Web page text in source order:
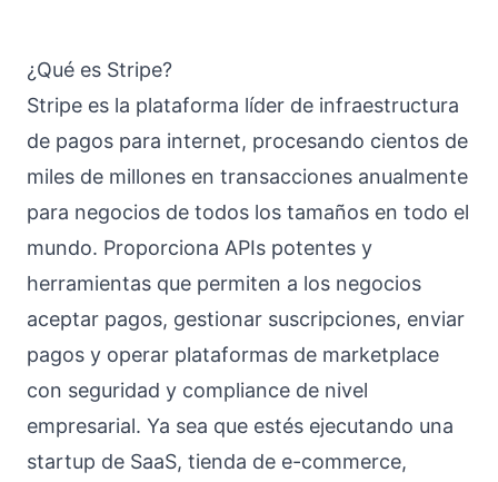
¿Qué es Stripe?
Stripe es la plataforma líder de infraestructura
de pagos para internet, procesando cientos de
miles de millones en transacciones anualmente
para negocios de todos los tamaños en todo el
mundo. Proporciona APIs potentes y
herramientas que permiten a los negocios
aceptar pagos, gestionar suscripciones, enviar
pagos y operar plataformas de marketplace
con seguridad y compliance de nivel
empresarial. Ya sea que estés ejecutando una
startup de SaaS, tienda de e-commerce,